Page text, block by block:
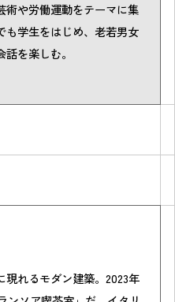
術や労働運動をテーマに集
も学生をはじめ、老若男女
を楽しむ。
れるモダン建築。2023年